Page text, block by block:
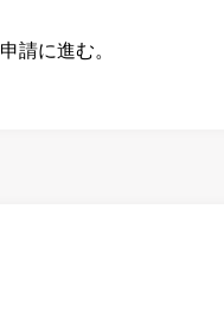
請に進む。